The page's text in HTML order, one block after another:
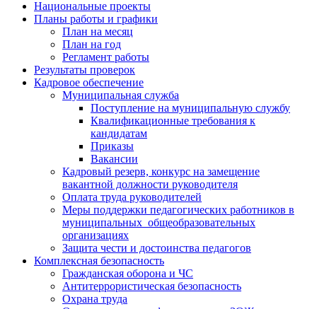
Национальные проекты
Планы работы и графики
План на месяц
План на год
Регламент работы
Результаты проверок
Кадровое обеспечение
Муниципальная служба
Поступление на муниципальную службу
Квалификационные требования к
кандидатам
Приказы
Вакансии
Кадровый резерв, конкурс на замещение
вакантной должности руководителя
Оплата труда руководителей
Меры поддержки педагогических работников в
муниципальных общеобразовательных
организациях
Защита чести и достоинства педагогов
Комплексная безопасность
Гражданская оборона и ЧС
Антитеррористическая безопасность
Охрана труда